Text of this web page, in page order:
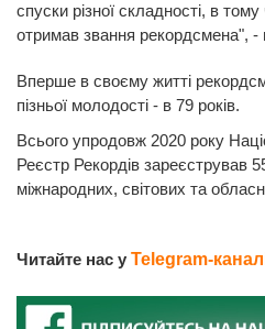
спуски різної складності, в
отримав звання рекордсмена", -
Вперше в своєму житті
пізньої молодості - в 79 років.
Всього упродовж 2020 року
Реєстр Рекордів зареєстрував
міжнародних, світових та
Читайте нас у Telegram-